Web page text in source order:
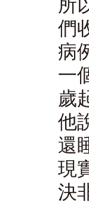
所
們
病
一
歲
他
還
現
決